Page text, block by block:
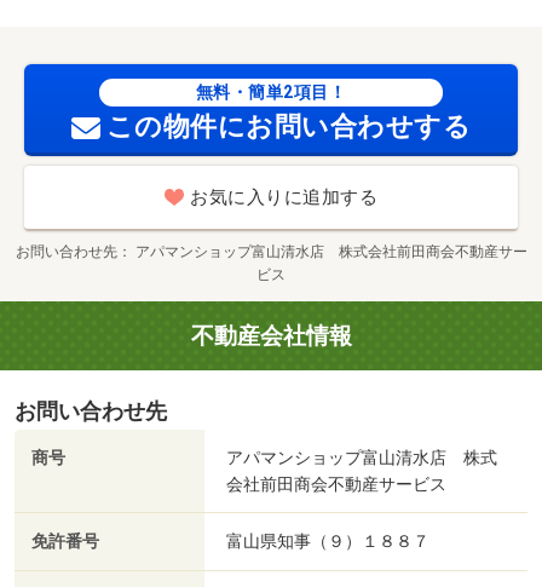
ｍ ／加盟団体名：（公社）富山県宅地建物取引協会 公
取協名：北陸不動産公正取引協議会加盟/クリーニング
費 60000円
無料・簡単2項目！
この物件にお問い合わせする
お気に入りに追加する
お問い合わせ先
アパマンショップ富山清水店 株式会社前田商会不動産サー
ビス
不動産会社情報
お問い合わせ先
商号
アパマンショップ富山清水店 株式
会社前田商会不動産サービス
免許番号 富山県知事（９）１８８７